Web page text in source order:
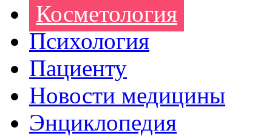
Косметология
Психология
Пациенту
Новости медицины
Энциклопедия